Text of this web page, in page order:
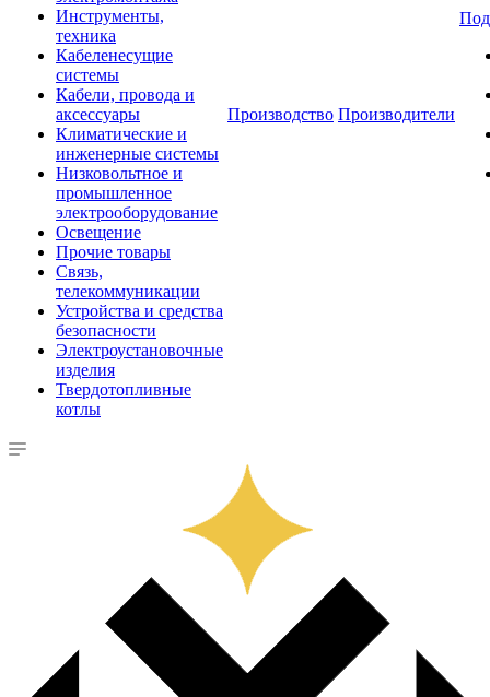
Инструменты,
техника
Кабеленесущие
системы
Кабели, провода и
аксессуары
Климатические и
инженерные системы
Низковольтное и
промышленное
электрооборудование
Освещение
Прочие товары
Связь,
телекоммуникации
Устройства и средства
безопасности
Электроустановочные
изделия
Твердотопливные
котлы
Производство Производители